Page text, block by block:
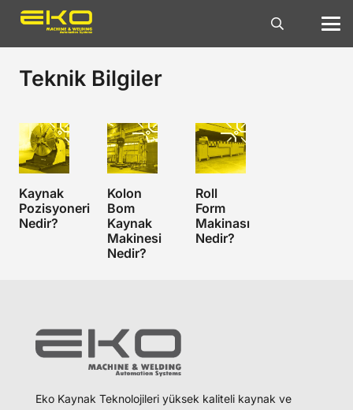
Teknik Bilgiler
Kaynak
Pozisyoneri
Nedir?
Kolon
Bom
Kaynak
Makinesi
Nedir?
Roll
Form
Makinası
Nedir?
Eko Kaynak Teknolojileri yüksek kaliteli kaynak ve